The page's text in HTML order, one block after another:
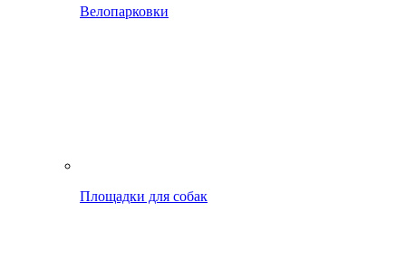
Велопарковки
Площадки для собак